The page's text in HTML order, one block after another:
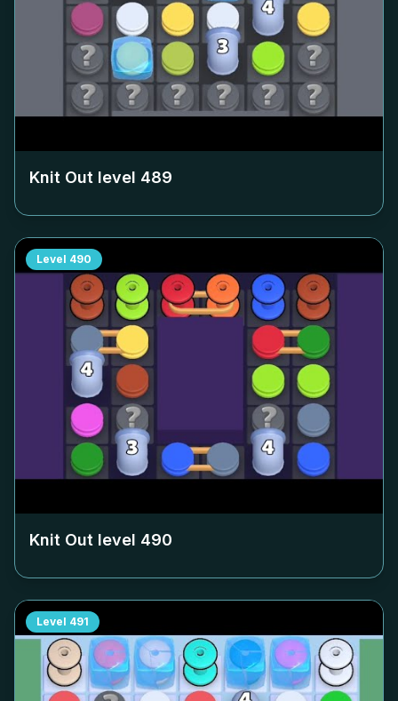
Knit Out level 489
Level 490
Knit Out level 490
Level 491